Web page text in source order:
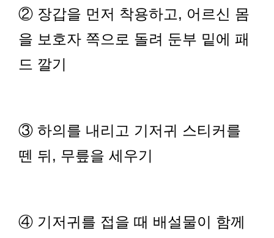
② 장갑을 먼저 착용하고, 어르신 몸
을 보호자 쪽으로 돌려 둔부 밑에 패
드 깔기
③ 하의를 내리고 기저귀 스티커를
뗀 뒤, 무릎을 세우기
④ 기저귀를 접을 때 배설물이 함께